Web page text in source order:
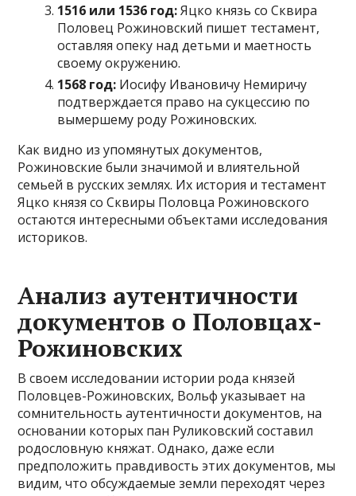
1516 или 1536 год:Яцко князь со Сквира
Половец Рожиновский пишет тестамент,
оставляя опеку над детьми и маетность
своему окружению.
1568 год: Иосифу Ивановичу Немиричу
подтверждается право на сукцессию по
вымершему роду Рожиновских.
Как видно из упомянутых документов,
Рожиновские были значимой и влиятельной
семьей в русских землях. Их история и тестамент
Яцко князя со Сквиры Половца Рожиновского
остаются интересными объектами исследования
историков.
Анализ аутентичности
документов о Половцах-
Рожиновских
В своем исследовании истории рода князей
Половцев-Рожиновских, Вольф указывает на
сомнительность аутентичности документов, на
основании которых пан Руликовский составил
родословную княжат. Однако, даже если
предположить правдивость этих документов, мы
видим, что обсуждаемые земли переходят через